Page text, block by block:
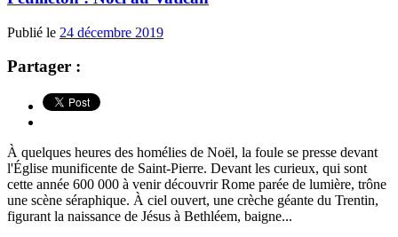
Publié le 24 décembre 2019
Partager :
À quelques heures des homélies de Noël, la foule se presse devant
l'Église munificente de Saint-Pierre. Devant les curieux, qui sont
cette année 600 000 à venir découvrir Rome parée de lumière, trône
une scène séraphique. À ciel ouvert, une crèche géante du Trentin,
figurant la naissance de Jésus à Bethléem, baigne...